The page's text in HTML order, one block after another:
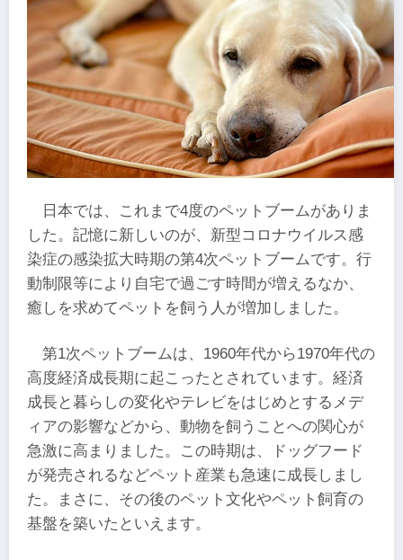
日本では、これまで4度のペットブームがありま
した。記憶に新しいのが、新型コロナウイルス感
染症の感染拡大時期の第4次ペットブームです。行
動制限等により自宅で過ごす時間が増えるなか、
癒しを求めてペットを飼う人が増加しました。
第1次ペットブームは、1960年代から1970年代の
高度経済成長期に起こったとされています。経済
成長と暮らしの変化やテレビをはじめとするメデ
ィアの影響などから、動物を飼うことへの関心が
急激に高まりました。この時期は、ドッグフード
が発売されるなどペット産業も急速に成長しまし
た。まさに、その後のペット文化やペット飼育の
基盤を築いたといえます。